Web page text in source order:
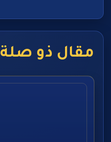
مقال ذو صلة